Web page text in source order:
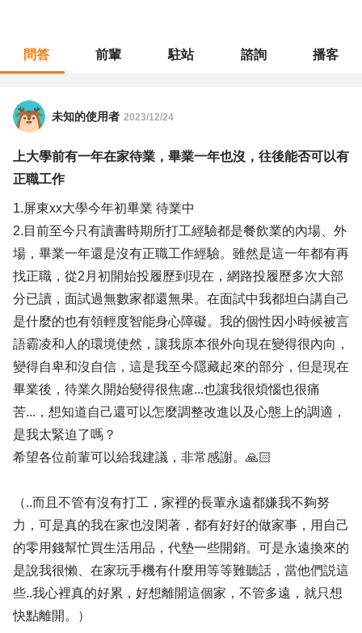
問答 前輩 駐站 諮詢 播客
未知的使用者 2023/12/24
上大學前有一年在家待業，畢業一年也沒，往後能否可以有
正職工作
1.屏東xx大學今年初畢業 待業中
2.目前至今只有讀書時期所打工經驗都是餐飲業的內場、外
場，畢業一年還是沒有正職工作經驗。雖然是這一年都有再
找正職，從2月初開始投履歷到現在，網路投履歷多次大部
分已讀，面試過無數家都還無果。在面試中我都坦白講自己
是什麼的也有領輕度智能身心障礙。我的個性因小時候被言
語霸凌和人的環境使然，讓我原本很外向現在變得很內向，
變得自卑和沒自信，這是我至今隱藏起來的部分，但是現在
畢業後，待業久開始變得很焦慮...也讓我很煩惱也很痛
苦...，想知道自己還可以怎麼調整改進以及心態上的調適，
是我太緊迫了嗎？
希望各位前輩可以給我建議，非常感謝。🙏🏻
（..而且不管有沒有打工，家裡的長輩永遠都嫌我不夠努
力，可是真的我在家也沒閑著，都有好好的做家事，用自己
的零用錢幫忙買生活用品，代墊一些開銷。可是永遠換來的
是說我很懶、在家玩手機有什麼用等等難聽話，當他們説這
些..我心裡真的好累，好想離開這個家，不管多遠，就只想
快點離開。）